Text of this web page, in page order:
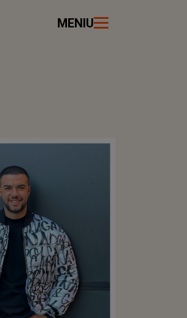
MENIU